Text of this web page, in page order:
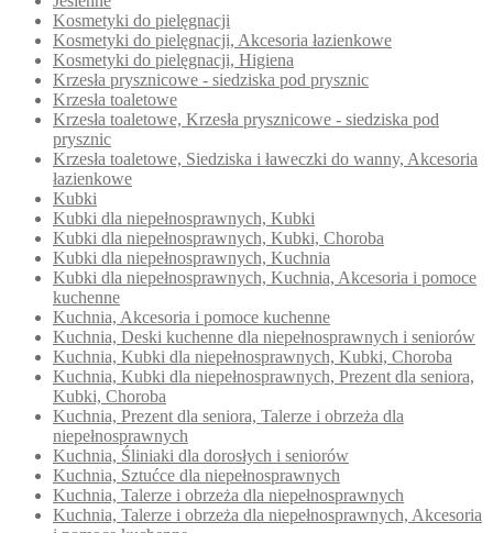
Kosmetyki do pielęgnacji
Kosmetyki do pielęgnacji, Akcesoria łazienkowe
Kosmetyki do pielęgnacji, Higiena
Krzesła prysznicowe - siedziska pod prysznic
Krzesła toaletowe
Krzesła toaletowe, Krzesła prysznicowe - siedziska pod
prysznic
Krzesła toaletowe, Siedziska i ławeczki do wanny, Akcesoria
łazienkowe
Kubki
Kubki dla niepełnosprawnych, Kubki
Kubki dla niepełnosprawnych, Kubki, Choroba
Kubki dla niepełnosprawnych, Kuchnia
Kubki dla niepełnosprawnych, Kuchnia, Akcesoria i pomoce
kuchenne
Kuchnia, Akcesoria i pomoce kuchenne
Kuchnia, Deski kuchenne dla niepełnosprawnych i seniorów
Kuchnia, Kubki dla niepełnosprawnych, Kubki, Choroba
Kuchnia, Kubki dla niepełnosprawnych, Prezent dla seniora,
Kubki, Choroba
Kuchnia, Prezent dla seniora, Talerze i obrzeża dla
niepełnosprawnych
Kuchnia, Śliniaki dla dorosłych i seniorów
Kuchnia, Sztućce dla niepełnosprawnych
Kuchnia, Talerze i obrzeża dla niepełnosprawnych
Kuchnia, Talerze i obrzeża dla niepełnosprawnych, Akcesoria